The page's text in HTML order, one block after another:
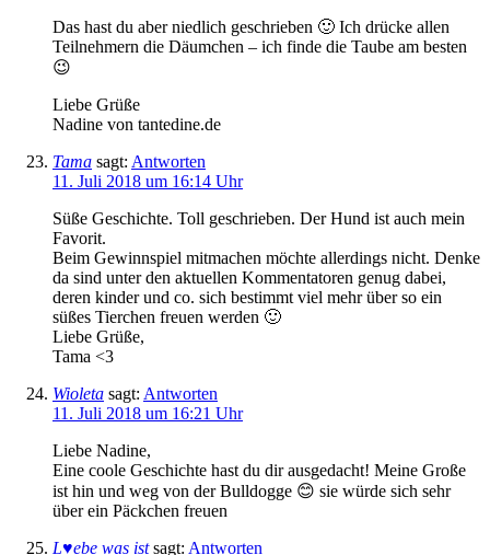
Das hast du aber niedlich geschrieben 🙂 Ich drücke allen
Teilnehmern die Däumchen – ich finde die Taube am besten
😉
Liebe Grüße
Nadine von tantedine.de
Tama sagt: Antworten
11. Juli 2018 um 16:14 Uhr
Süße Geschichte. Toll geschrieben. Der Hund ist auch mein
Favorit.
Beim Gewinnspiel mitmachen möchte allerdings nicht. Denke
da sind unter den aktuellen Kommentatoren genug dabei,
deren kinder und co. sich bestimmt viel mehr über so ein
süßes Tierchen freuen werden 🙂
Liebe Grüße,
Tama <3
Wioleta sagt: Antworten
11. Juli 2018 um 16:21 Uhr
Liebe Nadine,
Eine coole Geschichte hast du dir ausgedacht! Meine Große
ist hin und weg von der Bulldogge 😊 sie würde sich sehr
über ein Päckchen freuen
L♥ebe was ist sagt: Antworten